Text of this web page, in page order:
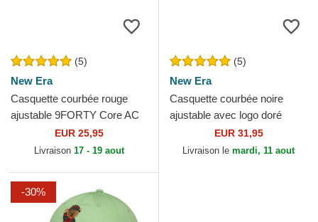
(5)
New Era
Casquette courbée rouge
ajustable 9FORTY Core AC
Milan Serie A New Era
EUR 25,95
Livraison 17 - 19 aout
(5)
New Era
Casquette courbée noire
ajustable avec logo doré
9FORTY AC Milan Serie A
New Era
EUR 31,95
Livraison le mardi, 11 aout
-30%